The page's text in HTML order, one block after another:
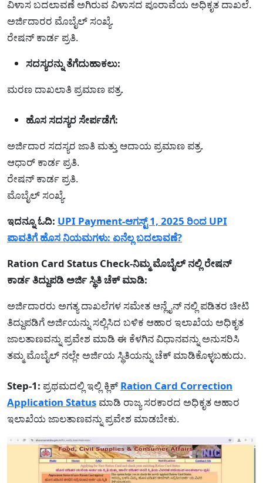
ವಿಳಾಸ ಬದಲಾವಣೆ ಅಗಿರುವ ವಿಳಾಸದ ಪೂರಾವೆಯ ಅಧಿಕೃತ ದಾಖಲೆ.
ಅರ್ಜಿದಾರರ ಮೊಬೈಲ್ ಸಂಖ್ಯೆ.
ರೇಷನ್ ಕಾರ್ಡ ಪ್ರತಿ.
ಸದಸ್ಯರನ್ನು ತೆಗೆದುಹಾಕಲು:
ಮರಣ ದಾಖಲಾತಿ ಪ್ರಮಾಣ ಪತ್ರ.
ಹೊಸ ಸದಸ್ಯರ ಸೇರ್ಪಡೆಗೆ:
ಅರ್ಜಿದಾರ ಸದಸ್ಯರ ಜಾತಿ ಮತ್ತು ಆದಾಯ ಪ್ರಮಾಣ ಪತ್ರ.
ಆಧಾರ್ ಕಾರ್ಡ ಪ್ರತಿ.
ರೇಷನ್ ಕಾರ್ಡ ಪ್ರತಿ.
ಮೊಬೈಲ್ ಸಂಖ್ಯೆ.
ಇದನ್ನೂ ಓದಿ: UPI Payment-ಆಗಸ್ಟ್ 1, 2025 ರಿಂದ UPI
ಪಾವತಿಗೆ ಹೊಸ ನಿಯಮಗಳು: ಏನೆಲ್ಲ ಬದಲಾವಣೆ?
Ration Card Status Check-ನಿಮ್ಮ ಮೊಬೈಲ್ ನಲ್ಲಿ ರೇಷನ್
ಕಾರ್ಡ ತಿದ್ದುಪಡಿ ಅರ್ಜಿ ಸ್ಥಿತಿ ಚೆಕ್ ಮಾಡಿ:
ಅರ್ಜಿದಾರರು ಅಗತ್ಯ ದಾಖಲೆಗಳ ಸಮೇತ ಆನ್ಲೈನ್ ನಲ್ಲಿ ಪಡಿತರ ಚೀಟಿ
ತಿದ್ದುಪಡಿಗೆ ಅರ್ಜಿಯನ್ನು ಸಲ್ಲಿಸಿದ ಬಳಿಕ ಆಹಾರ ಇಲಾಖೆಯ ಅಧಿಕೃತ
ಜಾಲತಾಣವನ್ನು ಪ್ರವೇಶ ಮಾಡಿ ಈ ಕೆಳಗಿನ ವಿಧಾನವನ್ನು ಅನುಸರಿಸಿ
ತಮ್ಮ ಮೊಬೈಲ್ ನಲ್ಲೇ ಅರ್ಜಿಯ ಸ್ಥಿತಿಯನ್ನು ಚೆಕ್ ಮಾಡಿಕೊಳ್ಳಬಹುದು.
Step-1: ಪ್ರಥಮದಲ್ಲಿ ಇಲ್ಲಿ ಕ್ಲಿಕ್ Ration Card Correction
Application Status ಮಾಡಿ ರಾಜ್ಯ ಸರಕಾರದ ಅಧಿಕೃತ ಆಹಾರ
ಇಲಾಖೆಯ ಜಾಲತಾಣವನ್ನು ಪ್ರವೇಶ ಮಾಡಬೇಕು.